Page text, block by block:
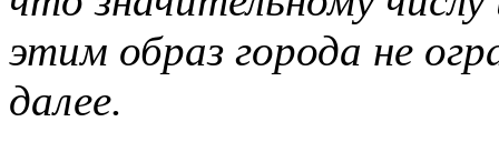
этим образ города не
далее.